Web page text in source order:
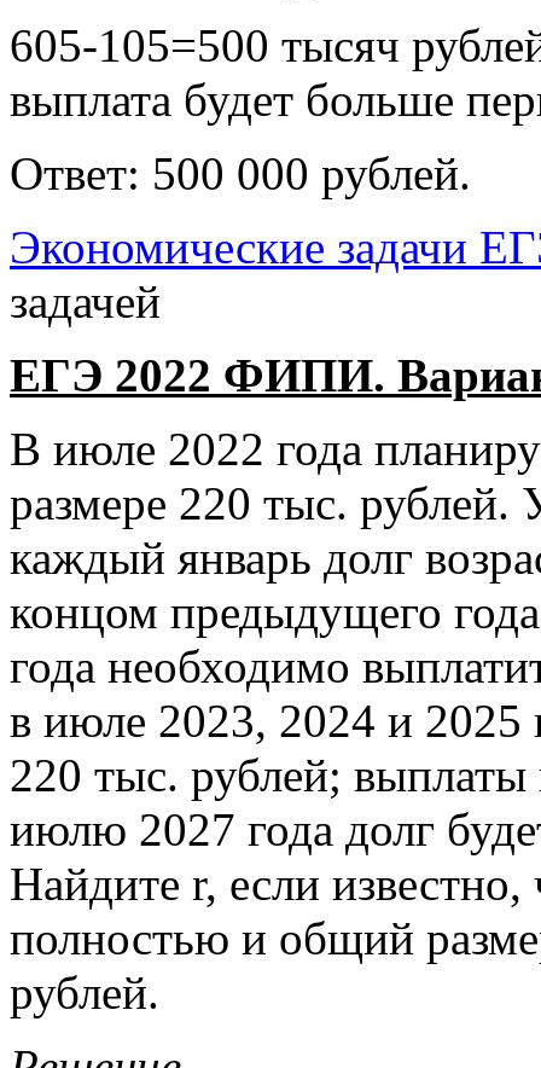
605-105=500 тысяч
выплата будет больше
Ответ: 500 000 рублей.
Экономические задачи
задачей
ЕГЭ 2022 ФИПИ.
В июле 2022 года
размере 220 тыс. рублей.
каждый январь долг
концом предыдущего
года необходимо
в июле 2023, 2024 и 2025
220 тыс. рублей;
июлю 2027 года долг
Найдите r, если
полностью и общий
рублей.